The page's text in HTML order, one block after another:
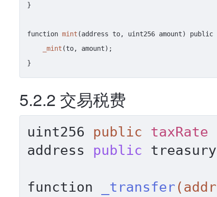
}
function mint (address to, uint256 amount) public
_mint (to, amount);
5.2.2 交易税费
uint256 public taxRate
address public
function _transfer